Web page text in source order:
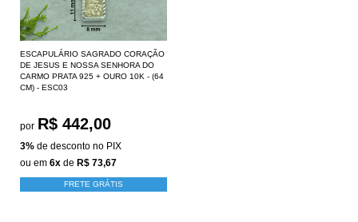
ESCAPULÁRIO SAGRADO CORAÇÃO
DE JESUS E NOSSA SENHORA DO
CARMO PRATA 925 + OURO 10K - (64
CM) - ESC03
por R$ 442,00
3% de desconto no PIX
ou em 6x de R$ 73,67
FRETE GRÁTIS